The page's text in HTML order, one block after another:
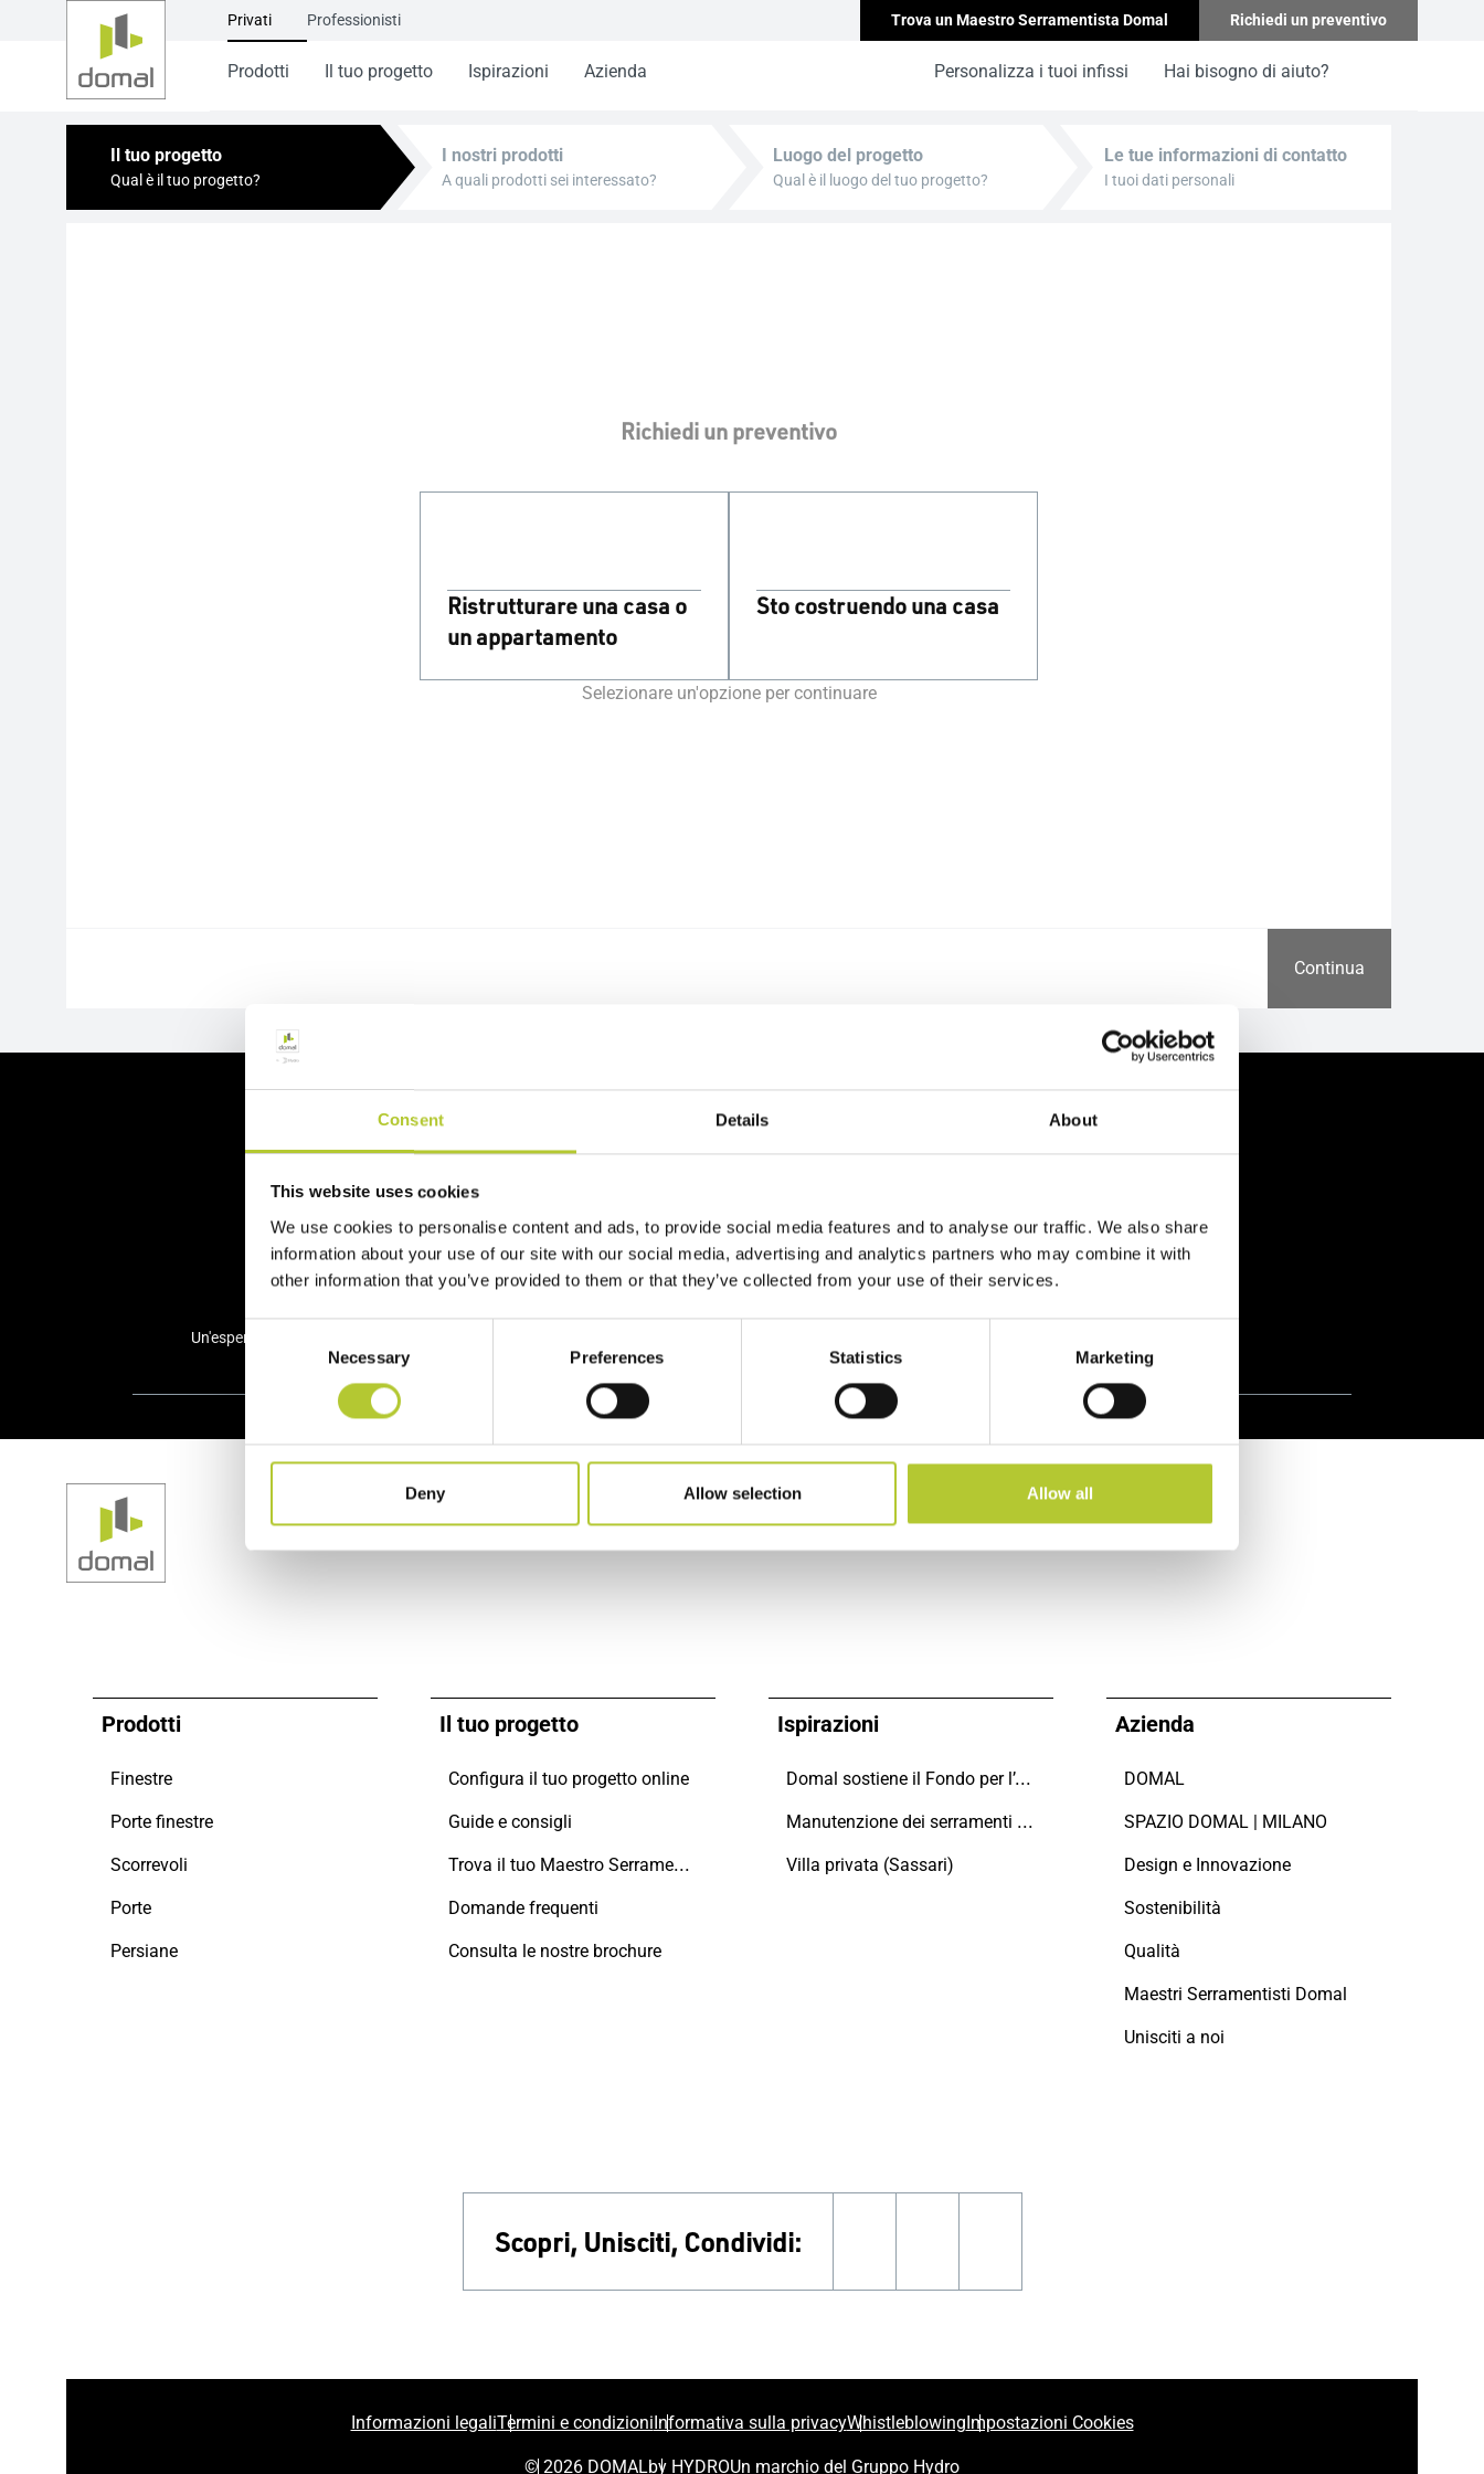
Consent Details About
This website uses cookies
We use cookies to personalise content and ads, to provide social media features and to analyse our traffic. We also share
information about your use of our site with our social media, advertising and analytics partners who may combine it with
other information that you’ve provided to them or that they’ve collected from your use of their services.
Consent
Necessary Preferences Statistics Marketing
Deny Allow selection Allow all
Privati Professionisti Trova un Maestro Serramentista Domal Richiedi un preventivo
Prodotti Il tuo progetto Ispirazioni Azienda Personalizza i tuoi infissi Hai bisogno di aiuto?
Il tuo progetto I nostri prodotti Luogo del progetto Le tue informazioni di contatto
Richiedi un preventivo
Selezionare un'opzione per continuare
Ristrutturare una casa o
un appartamento
Sto costruendo una casa
Continua
Ci prendiamo cura dei nostri clienti
Un'esperienza consolidata nel tempo
Prodotti
Finestre
Porte finestre
Scorrevoli
Porte
Persiane
Il tuo progetto
Configura il tuo progetto online
Guide e consigli
Trova il tuo Maestro Serramentista Domal
Domande frequenti
Consulta le nostre brochure
Ispirazioni
Domal sostiene il Fondo per l’Ambiente Italiano anche per le Giornate FAI di Primavera 2024
Manutenzione dei serramenti in alluminio
Villa privata (Sassari)
Azienda
DOMAL
SPAZIO DOMAL | MILANO
Design e Innovazione
Sostenibilità
Qualità
Maestri Serramentisti Domal
Unisciti a noi
Scopri, Unisciti, Condividi:
Informazioni legaliTermini e condizioniInformativa sulla privacyWhistleblowingImpostazioni Cookies
© 2026 DOMALby HYDROUn marchio del Gruppo Hydro